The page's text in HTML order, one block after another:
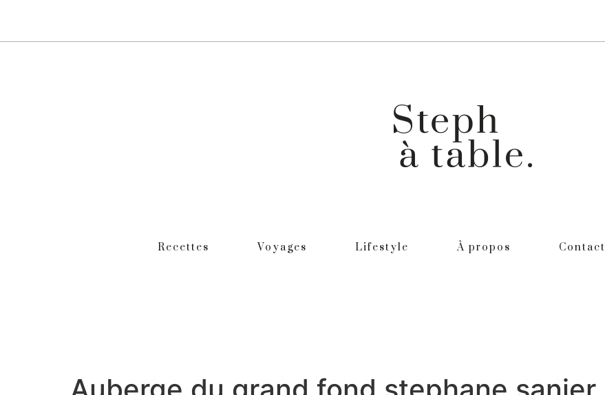
Recettes Voyages Lifestyle À propos Contact